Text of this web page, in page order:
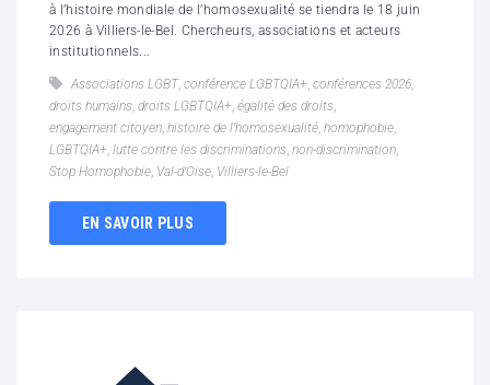
à l’histoire mondiale de l’homosexualité se tiendra le 18 juin
2026 à Villiers-le-Bel. Chercheurs, associations et acteurs
institutionnels...
Associations LGBT, conférence LGBTQIA+, conférences 2026,
droits humains, droits LGBTQIA+, égalité des droits,
engagement citoyen, histoire de l’homosexualité, homophobie,
LGBTQIA+, lutte contre les discriminations, non-discrimination,
Stop Homophobie, Val-d’Oise, Villiers-le-Bel
EN SAVOIR PLUS